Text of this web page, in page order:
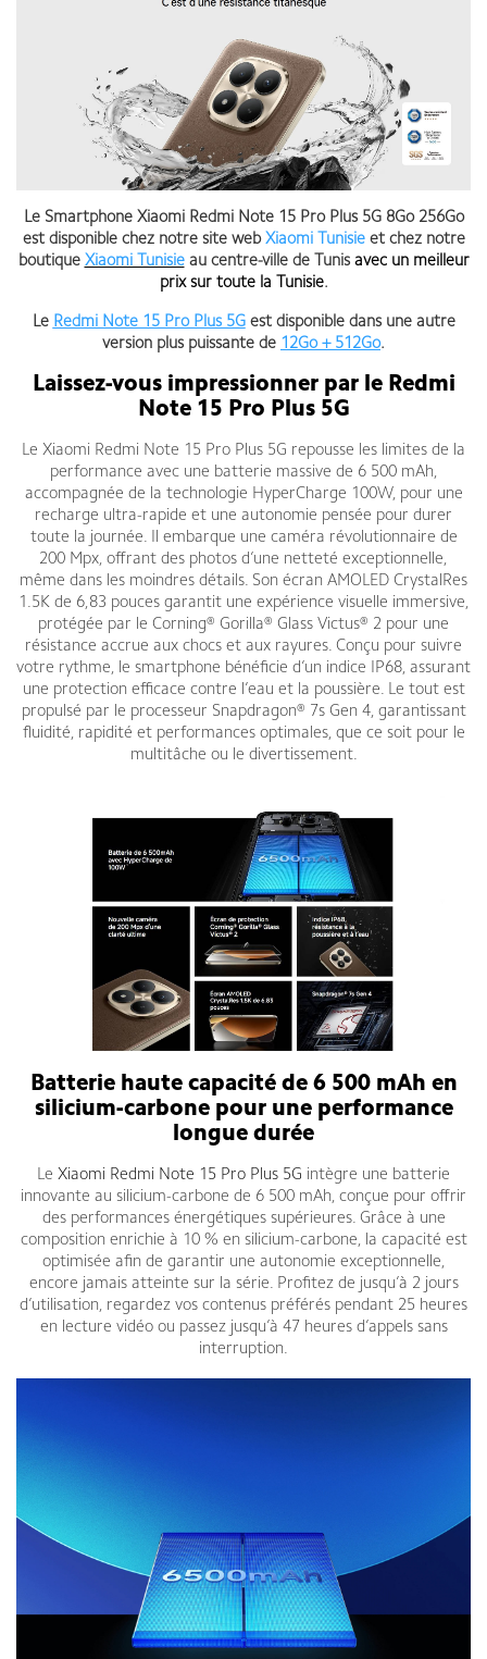
Le Smartphone Xiaomi Redmi Note 15 Pro Plus 5G 8Go 256Go
est disponible chez notre site web Xiaomi Tunisieet chez notre
boutique Xiaomi Tunisieau centre-ville de Tunis avec un meilleur
prix sur toute la Tunisie.
Le Redmi Note 15 Pro Plus 5Gest disponible dans une autre
version plus puissante de 12Go + 512Go.
Laissez-vous impressionner par le Redmi
Note 15 Pro Plus 5G
Le Xiaomi Redmi Note 15 Pro Plus 5G repousse les limites de la
performance avec une batterie massive de 6 500 mAh,
accompagnée de la technologie HyperCharge 100W, pour une
recharge ultra-rapide et une autonomie pensée pour durer
toute la journée. Il embarque une caméra révolutionnaire de
200 Mpx, offrant des photos d’une netteté exceptionnelle,
même dans les moindres détails. Son écran AMOLED CrystalRes
1.5K de 6,83 pouces garantit une expérience visuelle immersive,
protégée par le Corning® Gorilla® Glass Victus® 2 pour une
résistance accrue aux chocs et aux rayures. Conçu pour suivre
votre rythme, le smartphone bénéficie d’un indice IP68, assurant
une protection efficace contre l’eau et la poussière. Le tout est
propulsé par le processeur Snapdragon® 7s Gen 4, garantissant
fluidité, rapidité et performances optimales, que ce soit pour le
multitâche ou le divertissement.
Batterie haute capacité de 6 500 mAh en
silicium-carbone pour une performance
longue durée
Le Xiaomi Redmi Note 15 Pro Plus 5G intègre une batterie
innovante au silicium-carbone de 6 500 mAh, conçue pour offrir
des performances énergétiques supérieures. Grâce à une
composition enrichie à 10 % en silicium-carbone, la capacité est
optimisée afin de garantir une autonomie exceptionnelle,
encore jamais atteinte sur la série. Profitez de jusqu’à 2 jours
d’utilisation, regardez vos contenus préférés pendant 25 heures
en lecture vidéo ou passez jusqu’à 47 heures d’appels sans
interruption.